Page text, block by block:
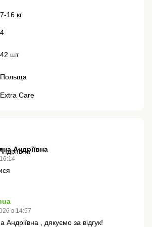
7-16 кг
4
42 шт
Польща
Extra Care
Андріївна
в 14:57
Андріївна , дякуємо за відгук!